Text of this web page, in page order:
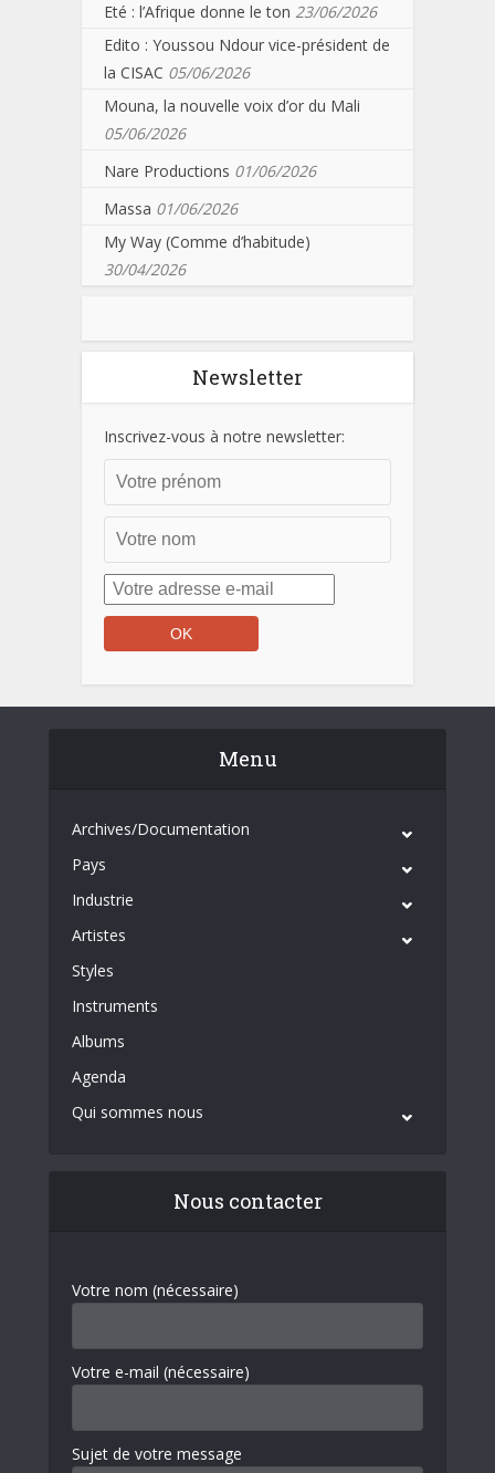
Eté : l’Afrique donne le ton 23/06/2026
Edito : Youssou Ndour vice-président de
la CISAC 05/06/2026
Mouna, la nouvelle voix d’or du Mali
05/06/2026
Nare Productions 01/06/2026
Massa 01/06/2026
My Way (Comme d’habitude)
30/04/2026
Newsletter
Inscrivez-vous à notre newsletter:
Menu
Archives/Documentation
Pays
Industrie
Artistes
Styles
Instruments
Albums
Agenda
Qui sommes nous
Nous contacter
Votre nom (nécessaire)
Votre e-mail (nécessaire)
Sujet de votre message